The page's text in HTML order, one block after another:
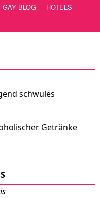
GAY BLOG
HOTELS
schwules
Getränke